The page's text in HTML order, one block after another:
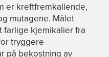
er kreftfremkallende,
mutagene. Målet
farlige kjemikalier fra
tryggere
på bekostning av